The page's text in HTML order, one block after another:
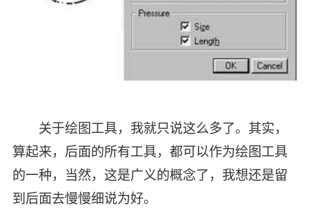
关于绘图工具，我就只说这么多了。其实，
算起来，后面的所有工具，都可以作为绘图工具
的一种，当然，这是广义的概念了，我想还是留
到后面去慢慢细说为好。